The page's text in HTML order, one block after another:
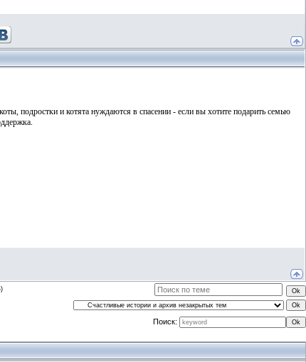
подростки и котята нуждаются в спасении - если вы хотите подарить семью
Поиск: